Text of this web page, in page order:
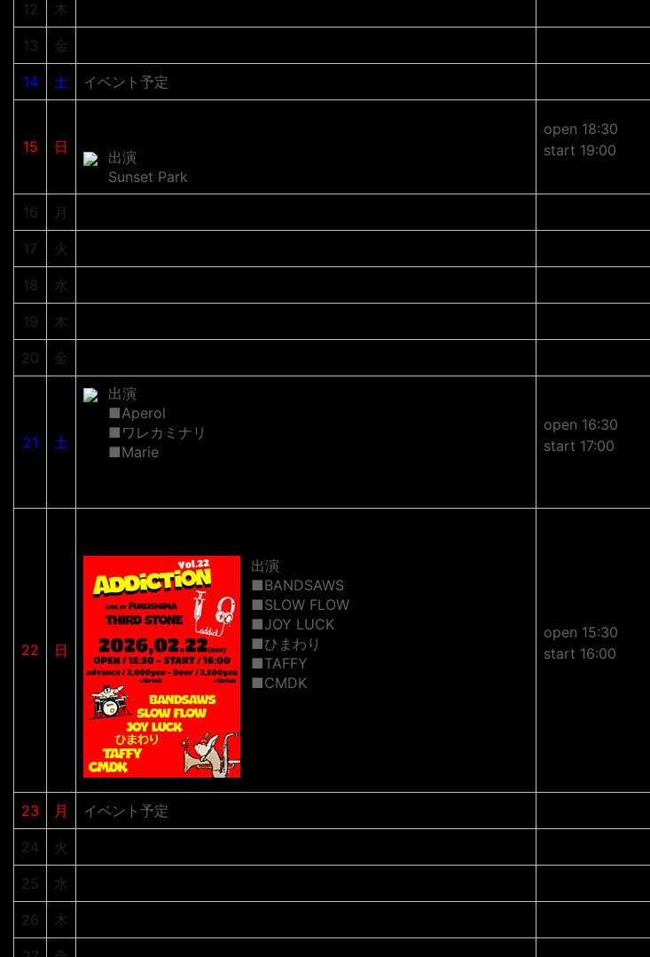
12 木
13 金
14 土 イベント予定
15 日
出演
Sunset Park
open 18:30
start 19:00
16 月
17 火
18 水
19 木
20 金
21 土
出演
■Aperol
■ワレカミナリ
■Marie
open 16:30
start 17:00
22 日
出演
■BANDSAWS
■SLOW FLOW
■JOY LUCK
■ひまわり
■TAFFY
■CMDK
open 15:30
start 16:00
23 月 イベント予定
24 火
25 水
26 木